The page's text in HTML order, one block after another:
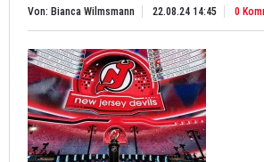
Von: Bianca Wilmsmann 22.08.24 14:45 0